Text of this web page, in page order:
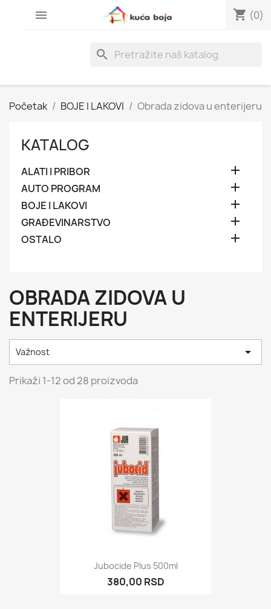
 shopping_cart (0)
search
Početak BOJE I LAKOVI Obrada zidova u enterijeru
KATALOG
ALATI I PRIBOR 
AUTO PROGRAM 
BOJE I LAKOVI 
GRAĐEVINARSTVO 
OSTALO 
OBRADA ZIDOVA U
ENTERIJERU
Važnost 
Prikaži 1-12 od 28 proizvoda
Jubocide Plus 500ml
380,00 RSD